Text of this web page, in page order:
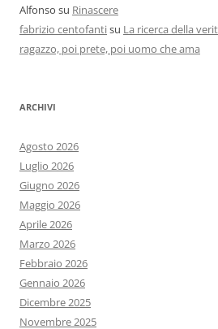
Alfonso su Rinascere
fabrizio centofantisu La ricerca della
ragazzo, poi prete, poi uomo che ama
ARCHIVI
Agosto 2026
Luglio 2026
Giugno 2026
Maggio 2026
Aprile 2026
Marzo 2026
Febbraio 2026
Gennaio 2026
Dicembre 2025
Novembre 2025